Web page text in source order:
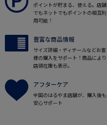
ポイントが貯まる、使える。店舗
でもネットでもポイントの相互利
用可能！
豊富な商品情報
サイズ詳細・ディテールなどお客
様の購入をサポート！商品により
店頭在庫も表示。
アフターケア
全国のはるやま店舗が、購入後も
安心サポート